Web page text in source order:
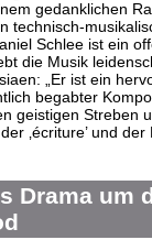
gedanklichen
technisch-
Schlee ist ein
die Musik
„Er ist ein
begabter
geistigen Streben
‚écriture’ und der
Drama um